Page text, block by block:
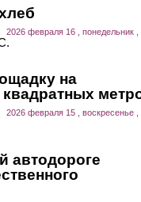
2026 февраля 16 , понедельник ,
на
2026 февраля 15 , воскресенье ,
автодороге